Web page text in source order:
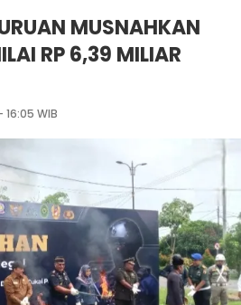
MUSNAHKAN
RP 6,39 MILIAR
WIB